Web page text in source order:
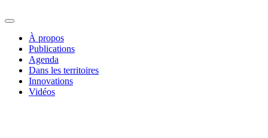
À propos
Publications
Agenda
Dans les territoires
Innovations
Vidéos